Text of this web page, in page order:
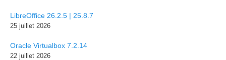
LibreOffice 26.2.5 | 25.8.7
25 juillet 2026
Oracle Virtualbox 7.2.14
22 juillet 2026